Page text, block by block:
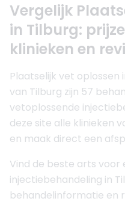
Vergelijk
in Tilburg:
klinieken en
Plaatselijk vet oplossen
van Tilburg zijn 57
vetoplossende
deze site alle klinieken
en maak direct een
Vind de beste arts voor
injectiebehandeling in
behandelinformatie en